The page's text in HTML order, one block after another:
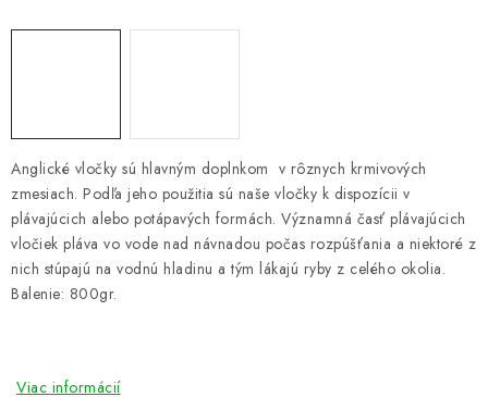
PRÍVLAČ
PRÚTY
KONTAKTY
ZNAČKY
Anglické vločky sú hlavným doplnkom v rôznych krmivových
zmesiach. Podľa jeho použitia sú naše vločky k dispozícii v
plávajúcich alebo potápavých formách. Významná časť plávajúcich
vločiek pláva vo vode nad návnadou počas rozpúšťania a niektoré z
nich stúpajú na vodnú hladinu a tým lákajú ryby z celého okolia.
Balenie: 800gr.
Viac informácií